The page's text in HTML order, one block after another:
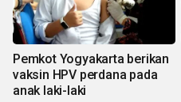
Pemkot Yogyakarta berikan
vaksin HPV perdana pada
anak laki-laki